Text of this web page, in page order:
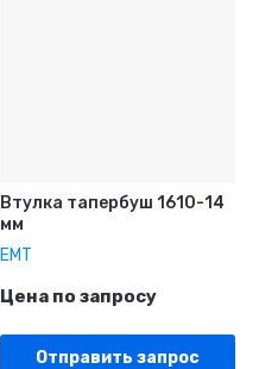
Втулка тапербуш 1610-14
мм
EMT
Цена по запросу
Отправить запрос